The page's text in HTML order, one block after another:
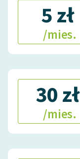
5 zł
/mies.
30 zł
/mies.